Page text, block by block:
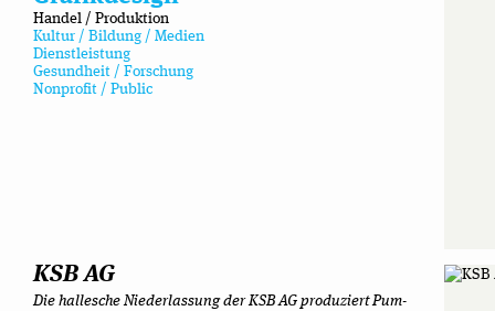
Handel / Produktion
Kultur / Bildung / Medien
Dienstleistung
Gesundheit / Forschung
Nonprofit / Public
KSB AG
Die hal­le­sche Nie­der­las­sung der KSB AG pro­du­ziert Pum­